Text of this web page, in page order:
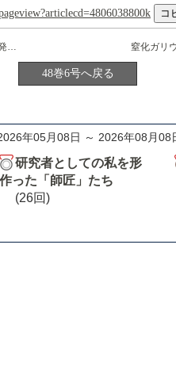
活性点を精密制御した軽油脱硫触媒の開発と実用化
48巻6号へ戻る
年05月08日 ～ 2026年08月08
研究者としての私を形
作った「師匠」たち
(26回)